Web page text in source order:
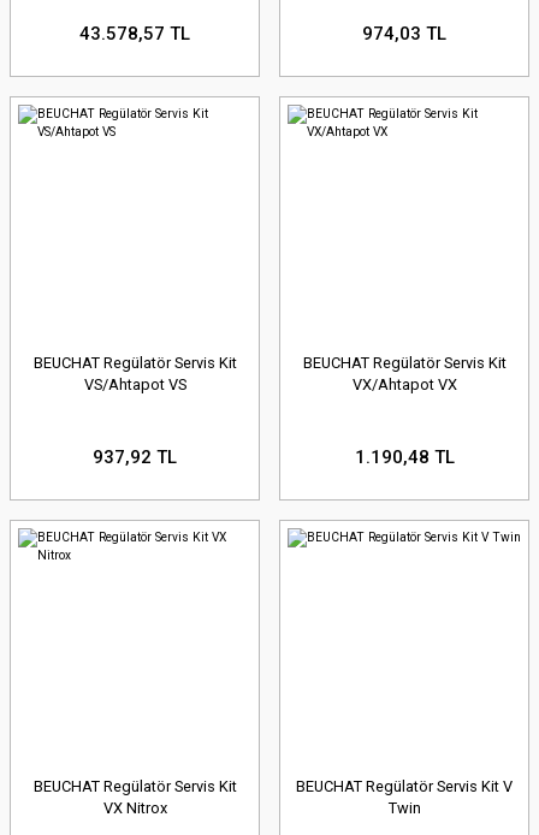
43.578,57 TL 974,03 TL
BEUCHAT Regülatör Servis Kit
VS/Ahtapot VS
937,92 TL
BEUCHAT Regülatör Servis Kit
VX/Ahtapot VX
1.190,48 TL
BEUCHAT Regülatör Servis Kit
VX Nitrox
BEUCHAT Regülatör Servis Kit V
Twin